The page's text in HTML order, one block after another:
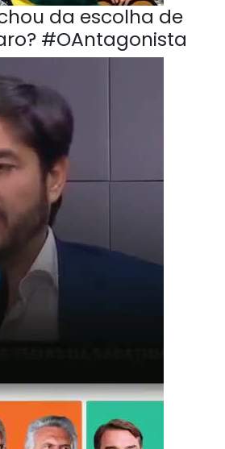
da escolha de
#OAntagonista